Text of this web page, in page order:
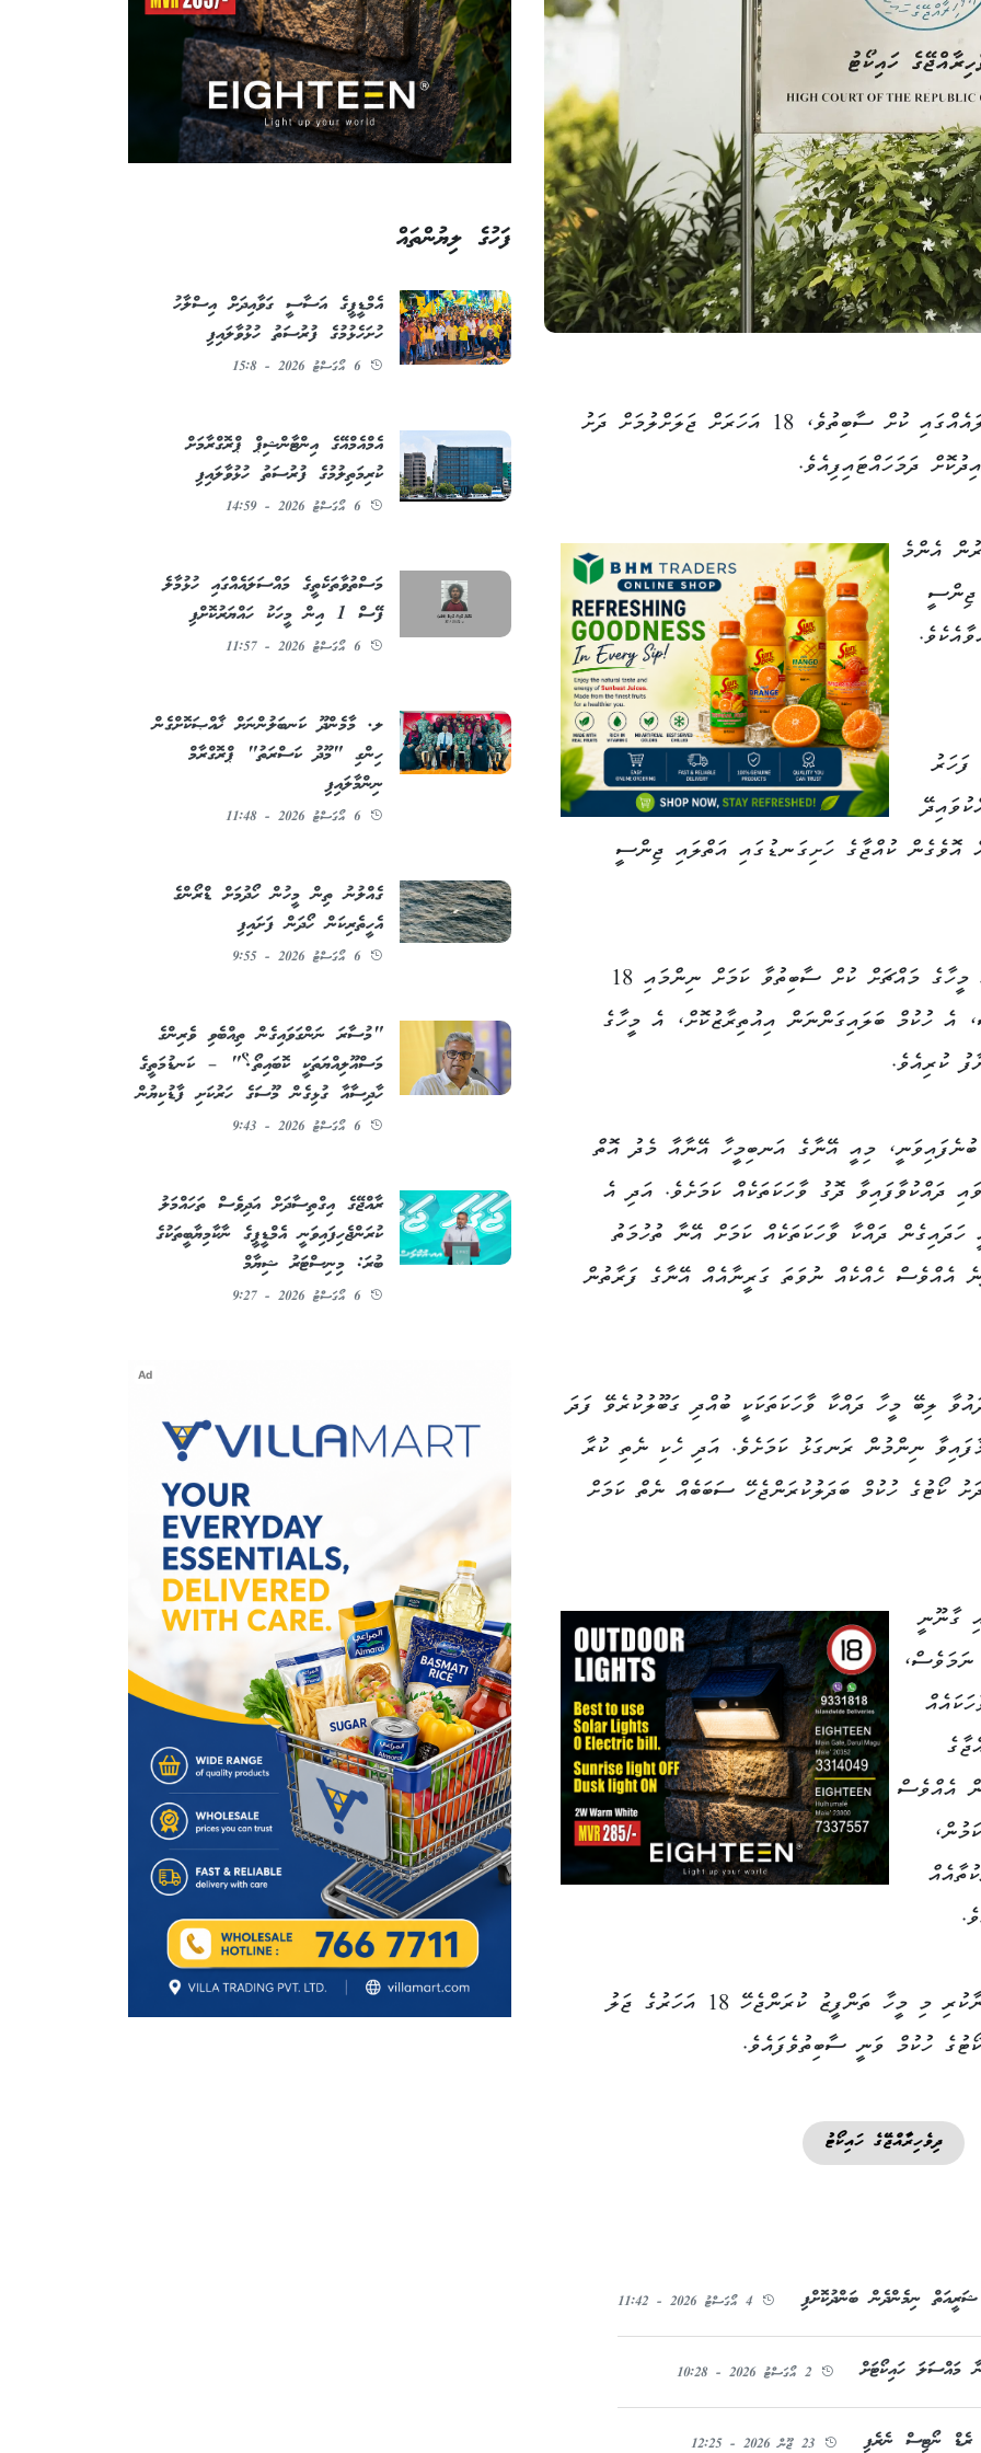
ތުއްތު ކުއްޖަކަށް ޖިންސީ ގޯނާކުރި މައްސަލައެއްގައި ކުށް ސާބިތުވެ، 18 އަހަރަށް ޖަލަށްލުމަށް ދަށު
ދަމަހައްޓައިފިއެވެ.
އެންމެ
ޖިންސީ
ފަހަރު
އޮވެގެން ކުއްޖާގެ ހަށިގަނޑުގައި އަތްލައި ޖިންސީ
މި މައްސަލަ ދަށު ކޯޓުގައި ބެލުމަށްފަހު، އެ މީހާގެ މައްޗަށް ކުށް ސާބިތުވާ ކަމަށް ނިންމައި 18
އެ ހުކުމް ބަލައިގަންނަން އިއުތިރާޒުކޮށް، އެ މީހާގެ
ކުރިއެވެ.
މިއީ އޭނާގެ އަނބިމީހާ އޭނާއާ މެދު އޮތް
ދައްކުވާފައިވާ ދޮގު ވާހަކަތަކެއް ކަމަށެވެ. އަދި އެ
ހަދައިގެން ދައްކާ ވާހަކަތަކެއް ކަމަށް އޭނާ ތުހުމަތު
އެއްވެސް ހެއްކެއް ނުވަތަ ގަރީނާއެއް އޭނާގެ ފަރާތުން
ލިބޭ މީހާ ދައްކާ ވާހަކަތަކަކީ ބުއްދި ގަބޫލުކުރެވޭ ފަދަ
ނިންމުން ރަނގަޅު ކަމަށެވެ. އަދި ހެކި ނެތި ކުރާ
ކޯޓުގެ ހުކުމް ބަދަލުކުރަންޖެހޭ ސަބަބެއް ނެތް ކަމަށް
ގާނޫނީ
އެއްވެސް
މި ނިންމުމާއެކު، ކުޑަކުއްޖަކަށް ޖިންސީ ގޯނާކުރި މި މީހާ ތަންފީޒު ކުރަންޖެހޭ 18 އަހަރުގެ ޖަލު
ހުކުމް ވަނީ ސާބިތުވެފައެވެ.
ދިވެހިރާއްޖޭގެ ހައިކޯޓު
4 އޯގަސްޓު 2026 - 11:42
މައްސަލަ ހައިކޯޓަށް
ރެޑް ނޯޓިސް ނެރެފި
ފަހުގެ ލިޔުންތައް
އެމްޑީޕީގެ އަސާސީ ގަވާއިދަށް އިސްލާހު
ހުށަހެޅުމުގެ ފުރުސަތު ހުޅުވާލައިފި
6 އޯގަސްޓު 2026 - 15:8
އެމްއެމްއޭގެ އިންޓާންޝިޕް ޕްރޮގްރާމަށް
ކުރިމަތިލުމުގެ ފުރުސަތު ހުޅުވާލައިފި
6 އޯގަސްޓު 2026 - 14:59
މަސްތުވާތަކެތީގެ މައްސަލައެއްގައި ހުޅުމާލެ
ފޭސް 1 އިން މީހަކު ހައްޔަރުކޮށްފި
6 އޯގަސްޓު 2026 - 11:57
ލ. މާމެންދޫ ކަނބަލުންނަށް ޚާއްޞަކޮށްގެން
ހިންގި "މޫދު ކަސްރަތު" ޕްރޮގްރާމް
ނިންމާލައިފި
6 އޯގަސްޓު 2026 - 11:48
ގެއްލުނު ތިން މީހުން ހޯދުމަށް ޑްރޯންގެ
އެހީތެރިކަން ހޯދަން ފަށައިފި
6 އޯގަސްޓު 2026 - 9:55
"މުސާރަ ނަންގަވައިގެން ތިއްބެވި ވެރިންގެ
މަސްއޫލިއްޔަތަކީ ކޮބައިތޯ؟" – ކަނޑުމަތީގެ
ހާދިސާއާ ގުޅިގެން މޫސަގެ ހަރުކަށި ފާޑުކިޔުން
6 އޯގަސްޓު 2026 - 9:43
ރާއްޖޭގެ އިގްތިސާދަށް އަދިވެސް ތަހައްމަލު
ކުރަންޖެހިފައިވަނީ އެމްޑީޕީގެ ނާކާމިޔާބީތަކުގެ
ބުރަ: މިނިސްޓަރު ޝިޔާމް
6 އޯގަސްޓު 2026 - 9:27
Ad